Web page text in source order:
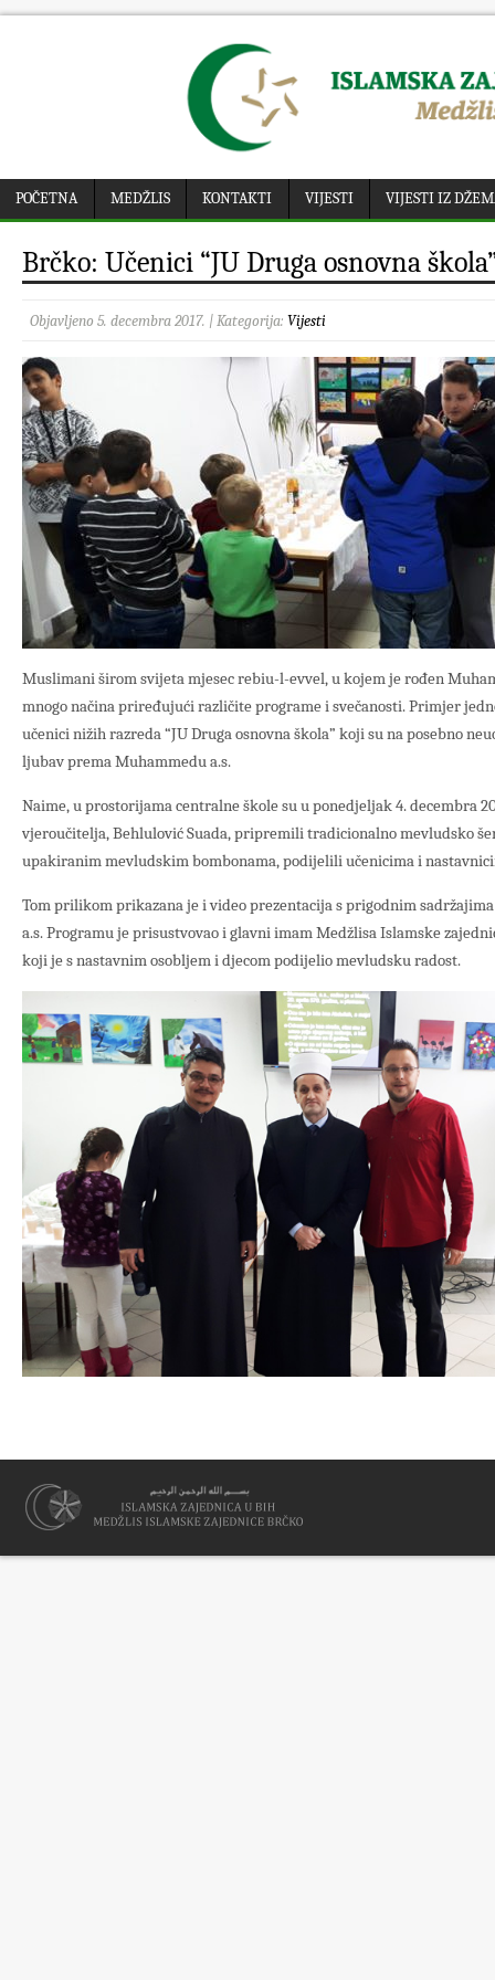
POČETNA MEDŽLIS KONTAKTI VIJESTI VIJESTI IZ
Brčko: Učenici “JU Druga osnovna
Objavljeno 5. decembra 2017. | Kategorija: Vijesti
Muslimani širom svijeta mjesec rebiu-l-evvel, u kojem je rođen
mnogo načina priređujući različite programe i svečanosti. Primjer
učenici nižih razreda “JU Druga osnovna škola” koji su na posebno
ljubav prema Muhammedu a.s.
Naime, u prostorijama centralne škole su u ponedjeljak 4. decembra
vjeroučitelja, Behlulović Suada, pripremili tradicionalno mevludsko
upakiranim mevludskim bombonama, podijelili učenicima i
Tom prilikom prikazana je i video prezentacija s prigodnim
a.s. Programu je prisustvovao i glavni imam Medžlisa Islamske
koji je s nastavnim osobljem i djecom podijelio mevludsku radost.